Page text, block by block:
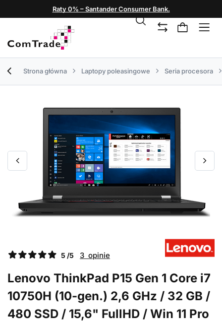
Raty 0% – Santander Consumer Bank.
Strona główna Laptopy poleasingowe Seria procesora
5 /5 3 opinie
Lenovo ThinkPad P15 Gen 1 Core i7
10750H (10-gen.) 2,6 GHz / 32 GB /
480 SSD / 15,6" FullHD / Win 11 Pro